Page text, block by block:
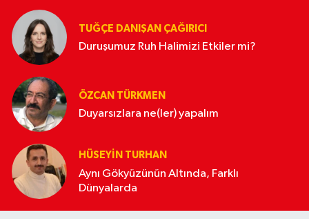
TUĞÇE DANIŞAN ÇAĞIRICI
Duruşumuz Ruh Halimizi Etkiler mi?
ÖZCAN TÜRKMEN
Duyarsızlara ne(ler) yapalım
HÜSEYIN TURHAN
Aynı Gökyüzünün Altında, Farklı
Dünyalarda